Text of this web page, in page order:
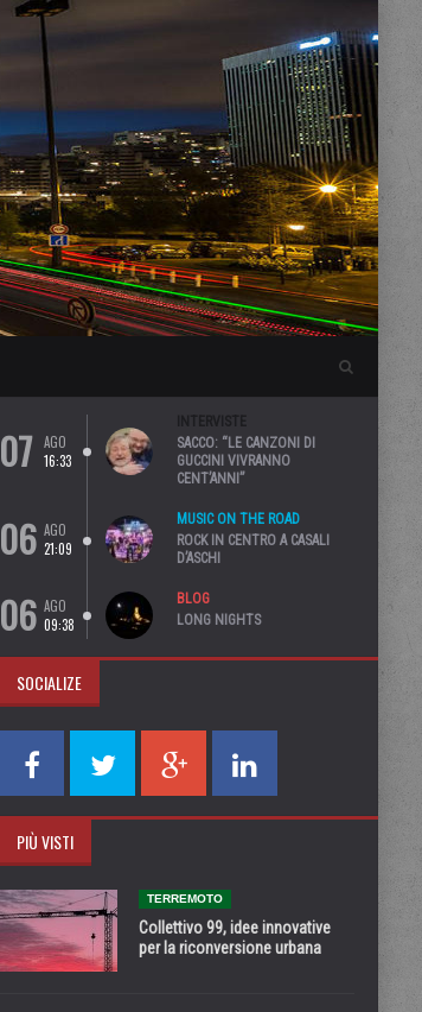
07
AGO
16:33
INTERVISTE
SACCO: “LE CANZONI DI
GUCCINI VIVRANNO
CENT’ANNI”
06 AGO
21:09
MUSIC ON THE ROAD
ROCK IN CENTRO A CASALI
D’ASCHI
06 AGO
09:38
BLOG
LONG NIGHTS
SOCIALIZE
PIÙ VISTI
TERREMOTO
Collettivo 99, idee innovative
per la riconversione urbana